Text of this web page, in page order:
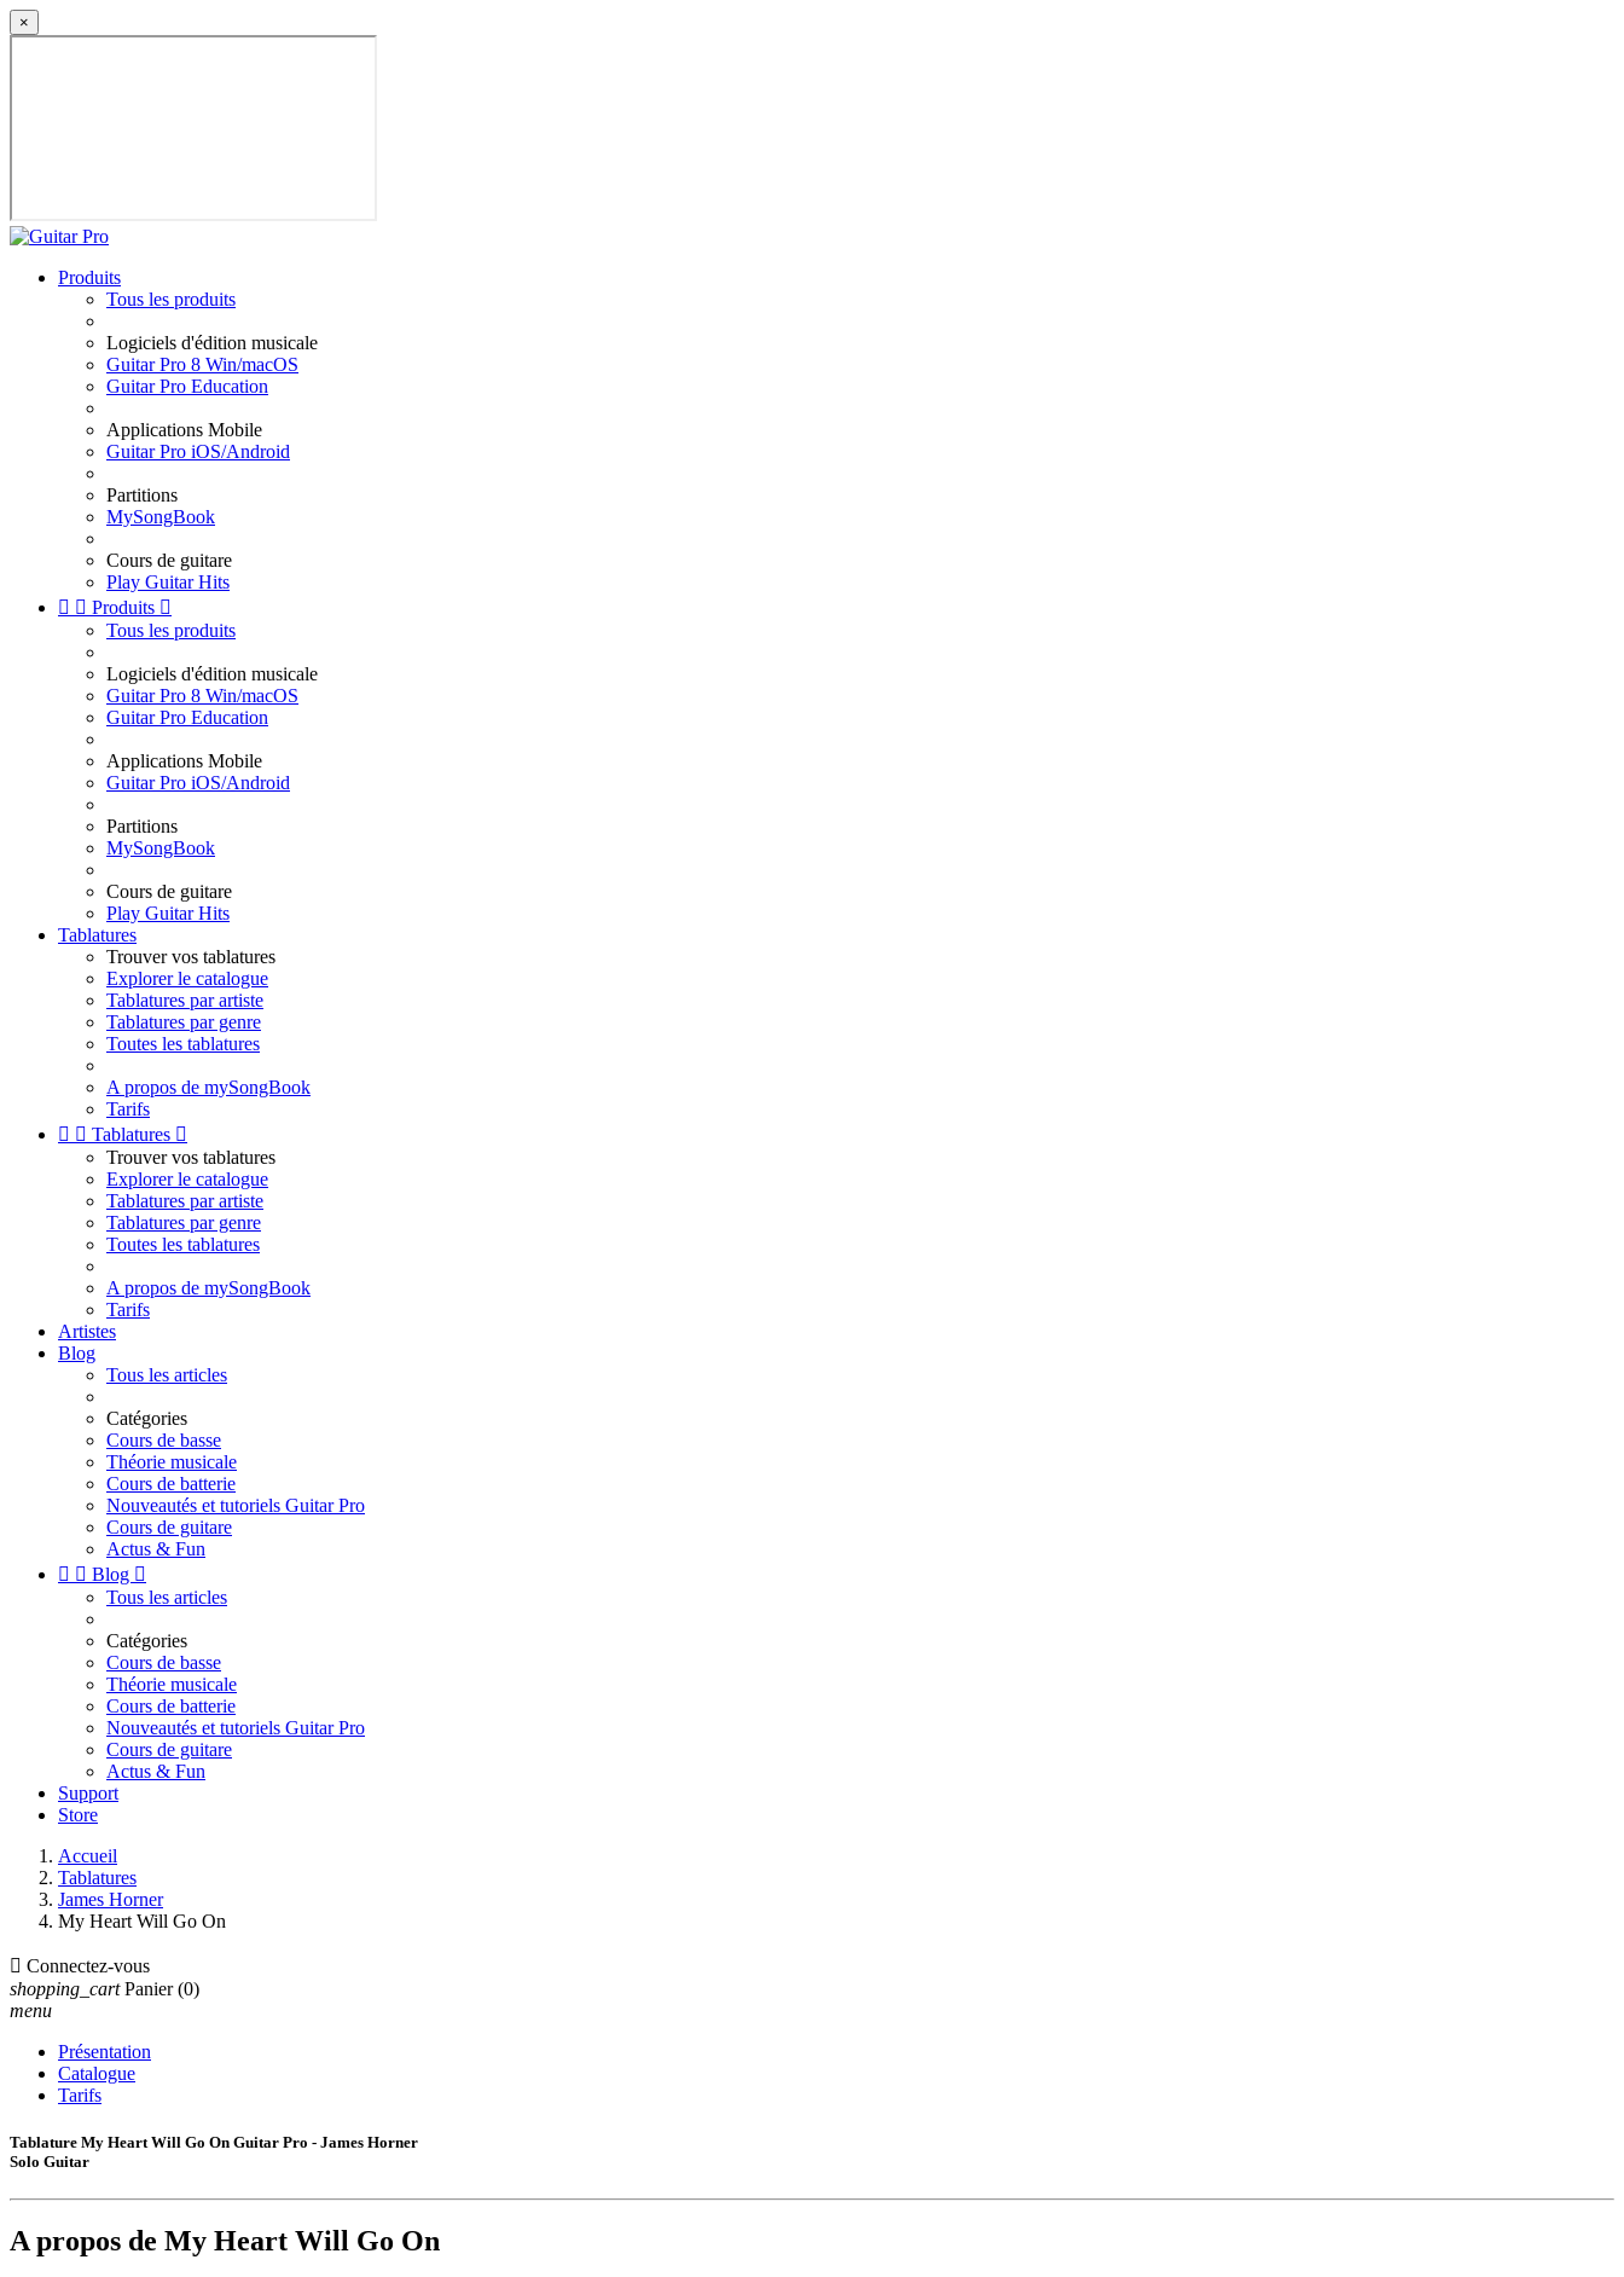
×
Produits
Tous les produits
Logiciels d'édition musicale
Guitar Pro 8 Win/macOS
Guitar Pro Education
Applications Mobile
Guitar Pro iOS/Android
Partitions
MySongBook
Cours de guitare
Play Guitar Hits
  Produits 
Tous les produits
Logiciels d'édition musicale
Guitar Pro 8 Win/macOS
Guitar Pro Education
Applications Mobile
Guitar Pro iOS/Android
Partitions
MySongBook
Cours de guitare
Play Guitar Hits
Tablatures
Trouver vos tablatures
Explorer le catalogue
Tablatures par artiste
Tablatures par genre
Toutes les tablatures
A propos de mySongBook
Tarifs
  Tablatures 
Trouver vos tablatures
Explorer le catalogue
Tablatures par artiste
Tablatures par genre
Toutes les tablatures
A propos de mySongBook
Tarifs
Artistes
Blog
Tous les articles
Catégories
Cours de basse
Théorie musicale
Cours de batterie
Nouveautés et tutoriels Guitar Pro
Cours de guitare
Actus & Fun
  Blog 
Tous les articles
Catégories
Cours de basse
Théorie musicale
Cours de batterie
Nouveautés et tutoriels Guitar Pro
Cours de guitare
Actus & Fun
Support
Store
Accueil
Tablatures
James Horner
My Heart Will Go On
 Connectez-vous
shopping_cart Panier (0)
menu
Présentation
Catalogue
Tarifs
Tablature My Heart Will Go On Guitar Pro - James Horner
Solo Guitar
A propos de My Heart Will Go On